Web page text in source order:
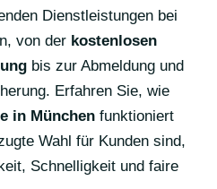
Dienstleistungen bei
von der kostenlosen
bis zur Abmeldung und
Erfahren Sie, wie
in München funktioniert
Wahl für Kunden sind,
Schnelligkeit und faire